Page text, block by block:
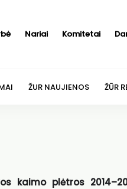
Nariai Komitetai
ŽUR NAUJIENOS ŽŪR
kaimo plėtros